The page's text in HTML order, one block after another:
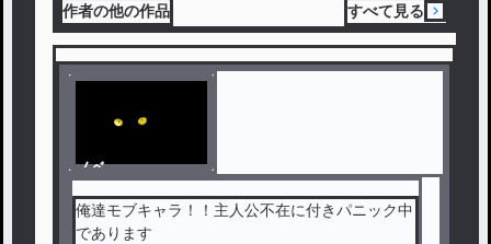
作者の他の作品 すべて見る
ノベ
俺達モブキャラ！！主人公不在に付きパニック中
であります